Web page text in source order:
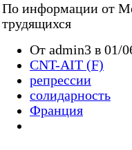
По информации от
трудящихся
От admin3 в 01/
CNT-AIT (F)
репрессии
солидарность
Франция